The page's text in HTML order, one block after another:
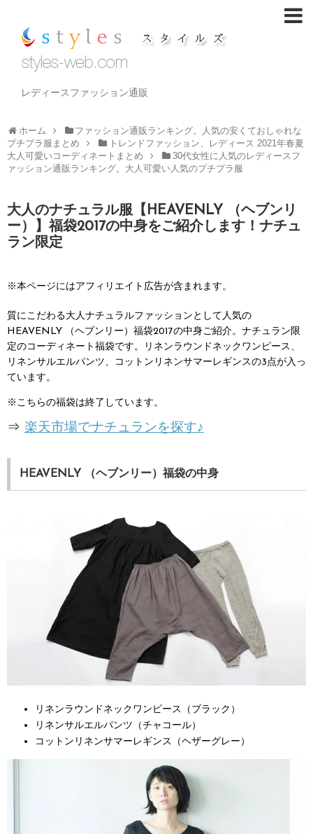
レディースファッション通販
ホーム
ファッション通販ランキング。人気の安くておしゃれな
プチプラ服まとめ
トレンドファッション、レディース 2021年春夏
大人可愛いコーディネートまとめ
30代女性に人気のレディースフ
ァッション通販ランキング。大人可愛い人気のプチプラ服
大人のナチュラル服【HEAVENLY （ヘブンリ
ー）】福袋2017の中身をご紹介します！ナチュ
ラン限定
※本ページにはアフィリエイト広告が含まれます。
質にこだわる大人ナチュラルファッションとして人気の
HEAVENLY （ヘブンリー）福袋2017の中身ご紹介。ナチュラン限
定のコーディネート福袋です。リネンラウンドネックワンピース、
リネンサルエルパンツ、コットンリネンサマーレギンスの3点が入っ
ています。
※こちらの福袋は終了しています。
⇒ 楽天市場でナチュランを探す♪
HEAVENLY （ヘブンリー）福袋の中身
リネンラウンドネックワンピース（ブラック）
リネンサルエルパンツ（チャコール）
コットンリネンサマーレギンス（ヘザーグレー）